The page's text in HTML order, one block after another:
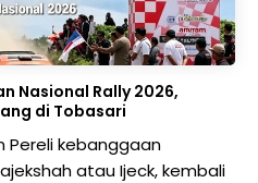
Nasional Rally 2026,
di Tobasari
Pereli kebanggaan
atau Ijeck, kembali